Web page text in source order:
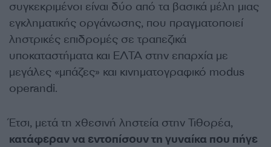
συγκεκριμένοι είναι δύο από τα βασικά μέλη μιας
εγκληματικής οργάνωσης, που πραγματοποιεί
ληστρικές επιδρομές σε τραπεζικά
υποκαταστήματα και ΕΛΤΑ στην επαρχία με
μεγάλες «μπάζες» και κινηματογραφικό modus
operandi.
Έτσι, μετά τη χθεσινή ληστεία στην Τιθορέα,
κατάφεραν να εντοπίσουν τη γυναίκα που πήγε